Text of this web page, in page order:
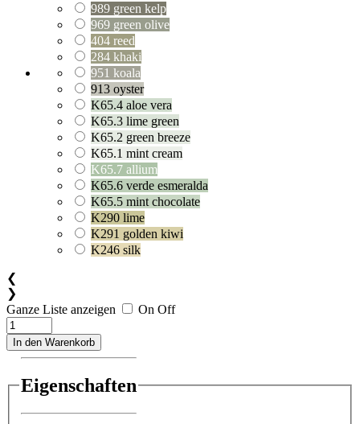
989 green kelp
969 green olive
404 reed
284 khaki
951 koala
913 oyster
K65.4 aloe vera
K65.3 lime green
K65.2 green breeze
K65.1 mint cream
K65.7 allium
K65.6 verde esmeralda
K65.5 mint chocolate
K290 lime
K291 golden kiwi
K246 silk
❮
❯
Ganze Liste anzeigen
On Off
In den Warenkorb
Eigenschaften